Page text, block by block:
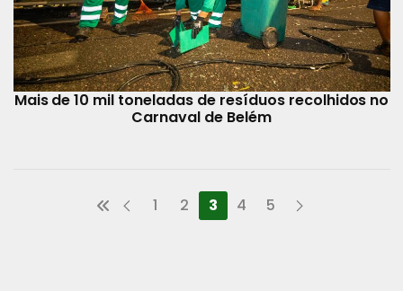
Mais de 10 mil toneladas de resíduos recolhidos no
Carnaval de Belém
1 2 3 4 5